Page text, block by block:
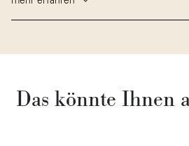
Das könnte Ihnen